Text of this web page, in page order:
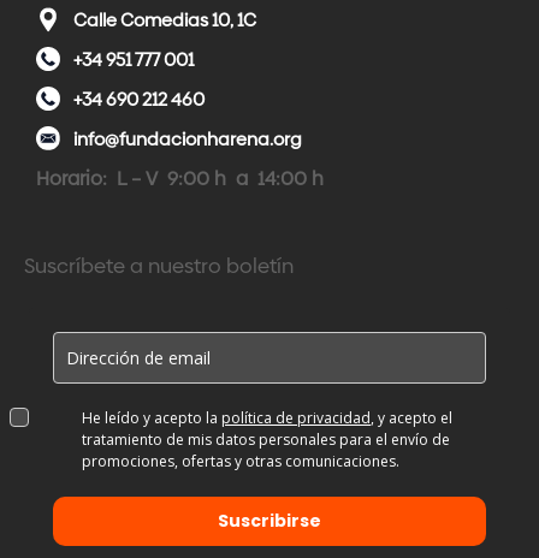
Calle Comedias 10, 1C
+34 951 777 001
+34 690 212 460
info@fundacionharena.org
Horario: L – V 9:00 h a 14:00 h
Suscríbete a nuestro boletín
He leído y acepto la política de privacidad, y acepto el
tratamiento de mis datos personales para el envío de
promociones, ofertas y otras comunicaciones.
Suscribirse